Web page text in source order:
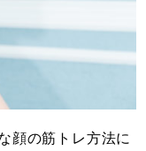
顔の筋トレ方法に